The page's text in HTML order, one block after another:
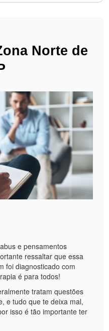
Norte de
e pensamentos
ressaltar que essa
foi diagnosticado com
é para todos!
tratam questões
e tudo que te deixa mal,
isso é tão importante ter